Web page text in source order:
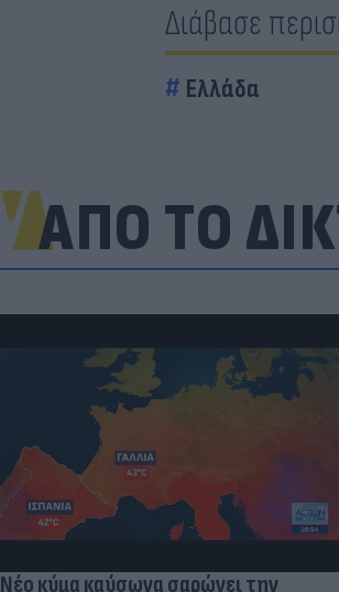
Διάβασε
Ελλάδα
ΑΠΟ ΤΟ
Νέο κύμα καύσωνα σαρώνει την